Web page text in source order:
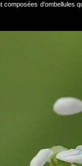
d'ombellules